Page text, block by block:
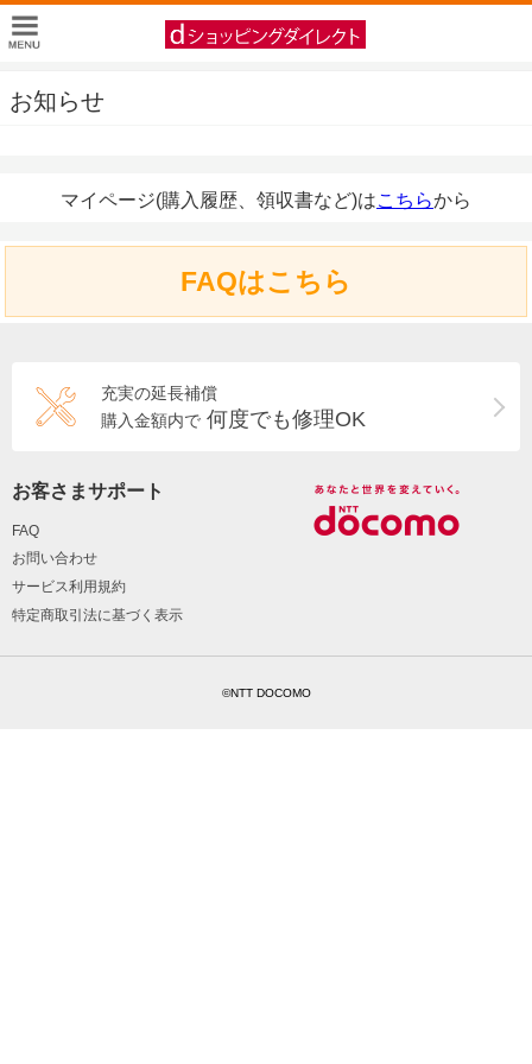
お知らせ
マイページ(購入履歴、領収書など)はこちらから
FAQはこちら
充実の延長補償
購入金額内で 何度でも修理OK
お客さまサポート
FAQ
お問い合わせ
サービス利用規約
特定商取引法に基づく表示
©NTT DOCOMO